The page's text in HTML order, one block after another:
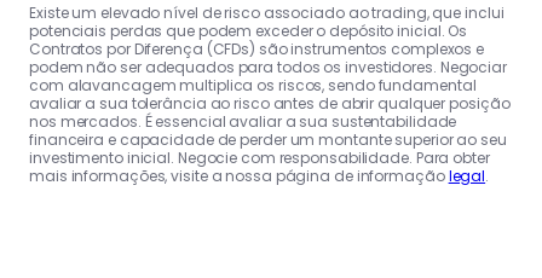
Existe um elevado nível de risco associado ao trading, que inclui
potenciais perdas que podem exceder o depósito inicial. Os
Contratos por Diferença (CFDs) são instrumentos complexos e
podem não ser adequados para todos os investidores. Negociar
com alavancagem multiplica os riscos, sendo fundamental
avaliar a sua tolerância ao risco antes de abrir qualquer posição
nos mercados. É essencial avaliar a sua sustentabilidade
financeira e capacidade de perder um montante superior ao seu
investimento inicial. Negocie com responsabilidade. Para obter
mais informações, visite a nossa página de informaçãolegal.